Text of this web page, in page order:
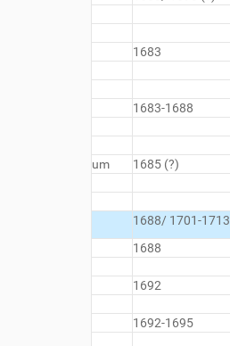
1683
1683-1688
um
1685 (?)
1688/ 1701-1713
1688
1692
1692-1695